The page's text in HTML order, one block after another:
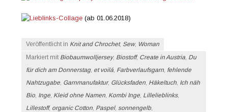
(ab 01.06.2018)
Veröffentlicht in Knit and Chrochet, Sew, Woman
Markiert mit Biobaumwolljersey, Biostoff, Create in Austria Du
für dich am Donnerstag, et voilá Farbverlaufsgarn fehlende
Nahtzugabe Garnmanufaktur, Glücksfaden Häkeltuch Ich näh
Bio Inge Kleid ohne Namen Kombi Inge Lillelieblinks,
Lillestoff, organic Cotton Paspel, sonnengelb,